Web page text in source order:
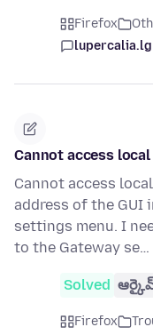
Firefox
lupercalia.lg
Cannot access local
Cannot access
address of the GUI
settings menu. I
to the Gateway se…
Solved
Firefox